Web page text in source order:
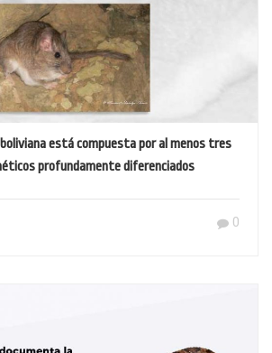
está compuesta por al menos tres
profundamente diferenciados
0